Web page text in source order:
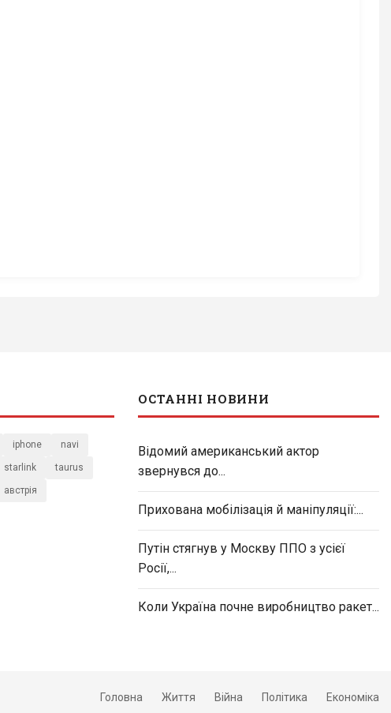
iphone navi
starlink taurus
австрія
ОСТАННІ НОВИНИ
Відомий американський актор
звернувся до...
Прихована мобілізація й маніпуляції:...
Путін стягнув у Москву ППО з усієї
Росії,...
Коли Україна почне виробництво ракет...
Головна Життя Війна Політика Економіка